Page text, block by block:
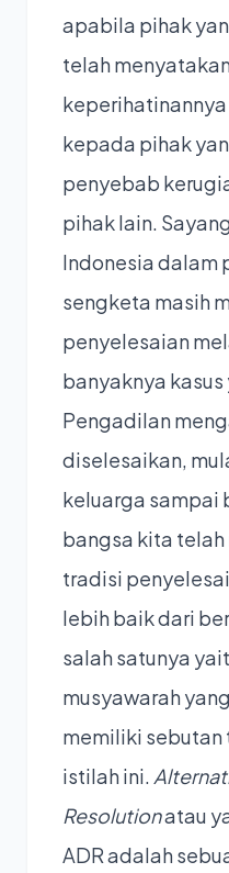
apabila pihak
telah
kepada pihak
penyebab
pihak lain.
Indonesia dalam
sengketa masih
penyelesaian
banyaknya
Pengadilan
diselesaikan,
keluarga sampai
bangsa kita
tradisi
lebih baik dari
salah satunya
musyawarah
memiliki sebutan
istilah ini.
Resolutionatau
ADR adalah